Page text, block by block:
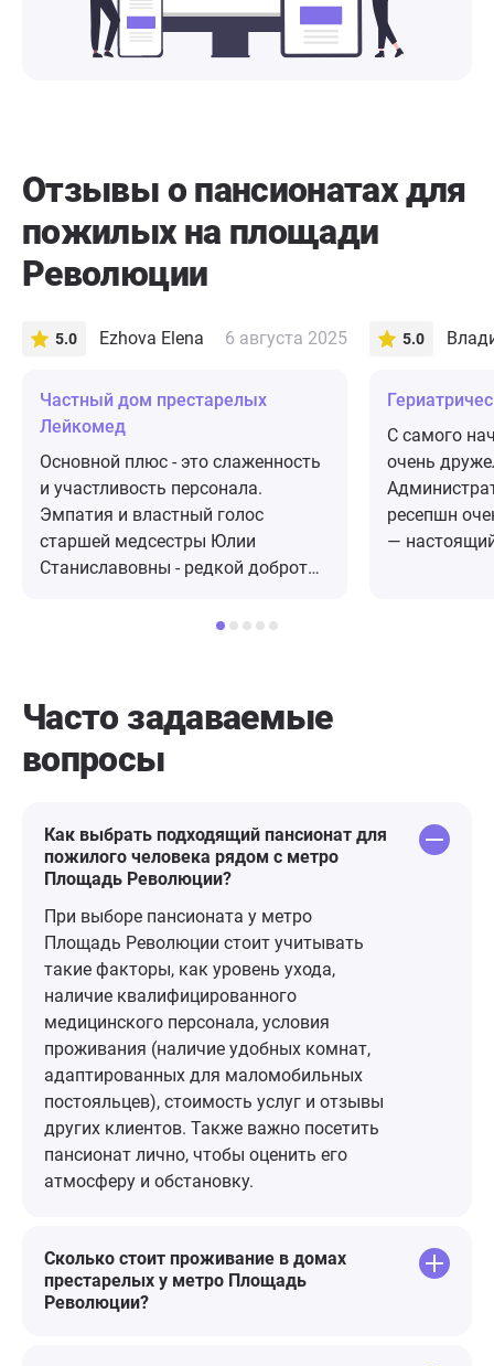
Отзывы о пансионатах для
пожилых на площади
Революции
5.0 Ezhova Elena 6 августа 2025
Частный дом престарелых
Лейкомед
Основной плюс - это слаженность
и участливость персонала.
Эмпатия и властный голос
старшей медсестры Юлии
Станиславовны - редкой доброты
красавицы. Улыбчивые сиделки,
администратор Екатерина. Очень
приятное расположение почти в
центре Москвы в одном из
корпусов действующего
здание, отсутствие современного
ремонта (для москвы) и
кондиционеров. Присутствует
удручающая обстановка бессилия
и билета в один конец, но
вероятно это потому что вокруг
одни старики и нет спонсорской
поддержки. Несмотря на все
пессимистичные мысли, огромная
благодарность персоналу,
руководству и отдельная - Юлии
Станиславовне!🌷
5.0
С самого
очень
ресепшн
—
не
Часто задаваемые
вопросы
Как выбрать подходящий пансионат для
пожилого человека рядом с метро
Площадь Революции?
При выборе пансионата у метро
Площадь Революции стоит учитывать
такие факторы, как уровень ухода,
наличие квалифицированного
медицинского персонала, условия
проживания (наличие удобных комнат,
адаптированных для маломобильных
постояльцев), стоимость услуг и отзывы
других клиентов. Также важно посетить
пансионат лично, чтобы оценить его
атмосферу и обстановку.
Сколько стоит проживание в домах
престарелых у метро Площадь
Революции?